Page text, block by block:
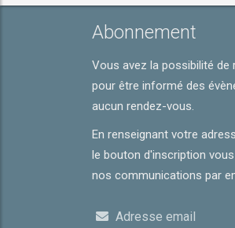
Abonnement
Vous avez la possibilité
pour être informé des
aucun rendez-vous.
En renseignant votre
le bouton d'inscription
nos communications par
Adresse email